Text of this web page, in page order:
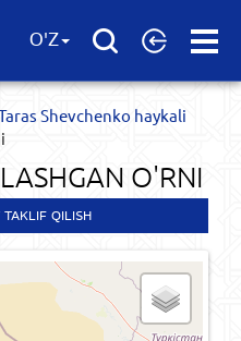
Open
O'Z
Shevchenko haykali
O'RNI
QILISH